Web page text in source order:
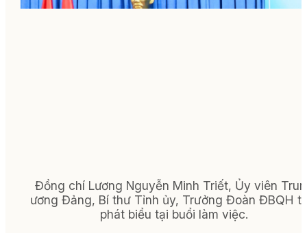
Đồng chí Lương Nguyễn Minh Triết, Ủy viên
ương Đảng, Bí thư Tỉnh ủy, Trưởng Đoàn ĐBQH
phát biểu tại buổi làm việc.